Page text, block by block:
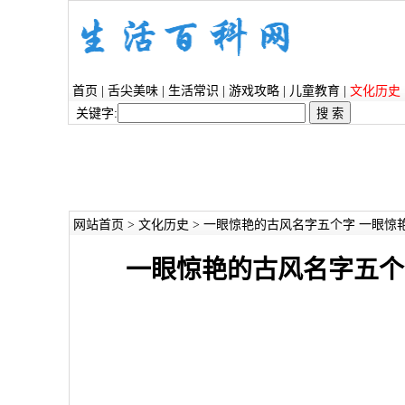
首页 舌尖美味| 生活常识 游戏攻略| 儿童教育| 文化历史
关键字:
网站首页 > 文化历史 > 一眼惊艳的古风名字五个字 一眼惊
一眼惊艳的古风名字五